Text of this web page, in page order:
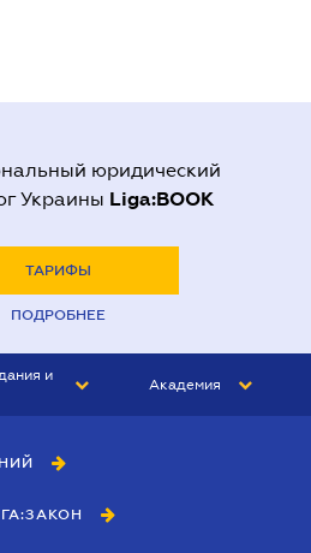
юридический
Украины Liga:BOOK
ТАРИФЫ
ПОДРОБНЕЕ
и
Академия